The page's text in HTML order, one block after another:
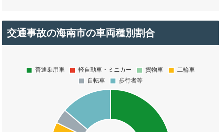
交通事故の海南市の車両種別割合